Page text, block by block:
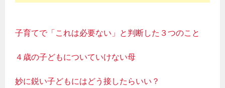
子育てで「これは必要ない」と判断した３つのこと
４歳の子どもについていけない母
妙に鋭い子どもにはどう接したらいい？